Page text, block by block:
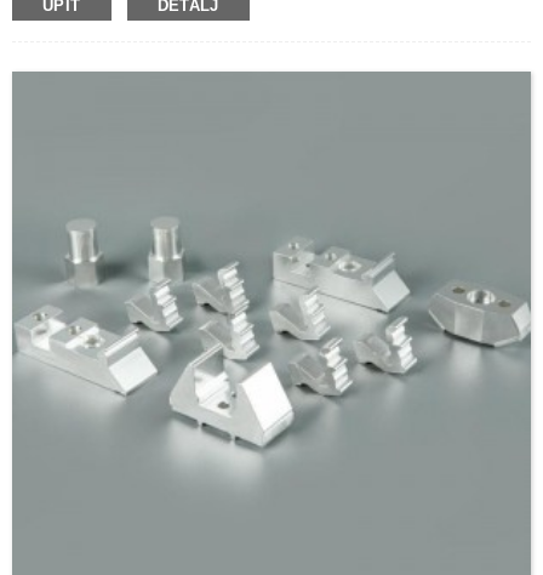
također mogu zakivati ​​na nosače kontakata.SHZHJ proizvodi sklopove sa
UPIT DETALJ